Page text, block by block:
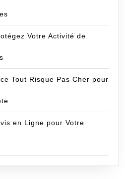
Votre Activité de
Tout Risque Pas Cher pour
en Ligne pour Votre